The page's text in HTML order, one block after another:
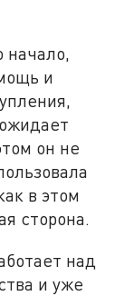
начало,
и
он не
в этом
сторона.
над
и уже